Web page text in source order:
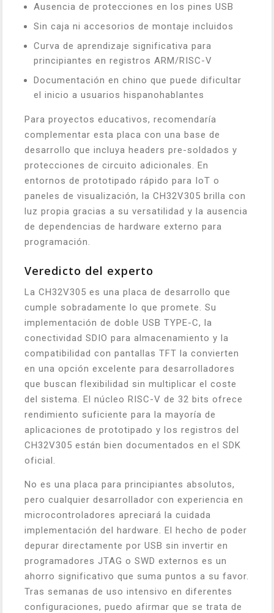
Ausencia de protecciones en los pines USB
Sin caja ni accesorios de montaje incluidos
Curva de aprendizaje significativa para
principiantes en registros ARM/RISC-V
Documentación en chino que puede dificultar
el inicio a usuarios hispanohablantes
Para proyectos educativos, recomendaría
complementar esta placa con una base de
desarrollo que incluya headers pre-soldados y
protecciones de circuito adicionales. En
entornos de prototipado rápido para IoT o
paneles de visualización, la CH32V305 brilla con
luz propia gracias a su versatilidad y la ausencia
de dependencias de hardware externo para
programación.
Veredicto del experto
La CH32V305 es una placa de desarrollo que
cumple sobradamente lo que promete. Su
implementación de doble USB TYPE-C, la
conectividad SDIO para almacenamiento y la
compatibilidad con pantallas TFT la convierten
en una opción excelente para desarrolladores
que buscan flexibilidad sin multiplicar el coste
del sistema. El núcleo RISC-V de 32 bits ofrece
rendimiento suficiente para la mayoría de
aplicaciones de prototipado y los registros del
CH32V305 están bien documentados en el SDK
oficial.
No es una placa para principiantes absolutos,
pero cualquier desarrollador con experiencia en
microcontroladores apreciará la cuidada
implementación del hardware. El hecho de poder
depurar directamente por USB sin invertir en
programadores JTAG o SWD externos es un
ahorro significativo que suma puntos a su favor.
Tras semanas de uso intensivo en diferentes
configuraciones, puedo afirmar que se trata de